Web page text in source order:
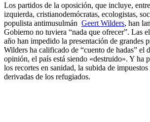
Los partidos de la oposición, que incluye,
izquierda, cristianodemócratas, ecologistas,
populista antimusulmán Geert Wilders, han
Gobierno no tuviera “nada que ofrecer”. Las
año han impedido la presentación de grandes
Wilders ha calificado de “cuento de hadas” el
opinión, el país está siendo «destruido». Y ha
los recortes en sanidad, la subida de
derivadas de los refugiados.